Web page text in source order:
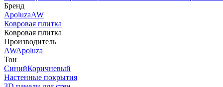
Бренд
ApoluzaAW
Ковровая плитка
Ковровая плитка
Производитель
AWApoluza
Тон
СинийКоричневый
Настенные покрытия